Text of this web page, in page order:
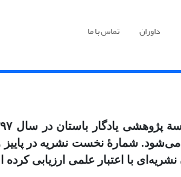
داوران تماس با ما
با اعتبار علمی ارزیابی